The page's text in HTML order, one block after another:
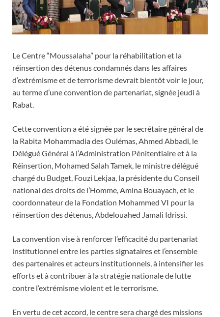
Le Centre “Moussalaha” pour la réhabilitation et la
réinsertion des détenus condamnés dans les affaires
d’extrémisme et de terrorisme devrait bientôt voir le jour,
au terme d’une convention de partenariat, signée jeudi à
Rabat.
Cette convention a été signée par le secrétaire général de
la Rabita Mohammadia des Oulémas, Ahmed Abbadi, le
Délégué Général à l’Administration Pénitentiaire et à la
Réinsertion, Mohamed Salah Tamek, le ministre délégué
chargé du Budget, Fouzi Lekjaa, la présidente du Conseil
national des droits de l’Homme, Amina Bouayach, et le
coordonnateur de la Fondation Mohammed VI pour la
réinsertion des détenus, Abdelouahed Jamali Idrissi.
La convention vise à renforcer l’efficacité du partenariat
institutionnel entre les parties signataires et l’ensemble
des partenaires et acteurs institutionnels, à intensifier les
efforts et à contribuer à la stratégie nationale de lutte
contre l’extrémisme violent et le terrorisme.
En vertu de cet accord, le centre sera chargé des missions